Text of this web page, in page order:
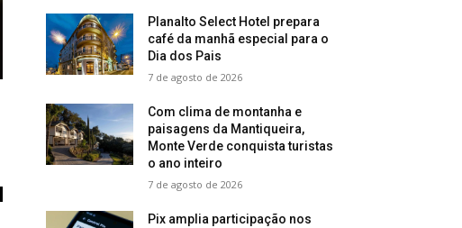
Planalto Select Hotel prepara
café da manhã especial para o
Dia dos Pais
7 de agosto de 2026
Com clima de montanha e
paisagens da Mantiqueira,
Monte Verde conquista turistas
o ano inteiro
7 de agosto de 2026
Pix amplia participação nos